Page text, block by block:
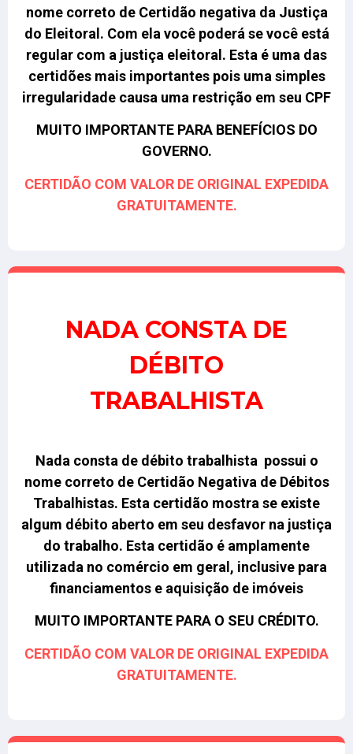
nome correto de Certidão negativa da Justiça
do Eleitoral. Com ela você poderá se você está
regular com a justiça eleitoral. Esta é uma das
certidões mais importantes pois uma simples
irregularidade causa uma restrição em seu CPF
MUITO IMPORTANTE PARA BENEFÍCIOS DO
GOVERNO.
CERTIDÃO COM VALOR DE ORIGINAL EXPEDIDA
GRATUITAMENTE.
NADA CONSTA DE
DÉBITO
TRABALHISTA
Nada consta de débito trabalhista possui o
nome correto de Certidão Negativa de Débitos
Trabalhistas. Esta certidão mostra se existe
algum débito aberto em seu desfavor na justiça
do trabalho. Esta certidão é amplamente
utilizada no comércio em geral, inclusive para
financiamentos e aquisição de imóveis
MUITO IMPORTANTE PARA O SEU CRÉDITO.
CERTIDÃO COM VALOR DE ORIGINAL EXPEDIDA
GRATUITAMENTE.